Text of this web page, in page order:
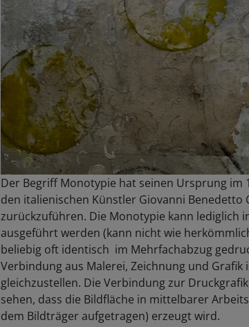
Der Begriff Monotypie hat seinen Ursprung im
den italienischen Künstler Giovanni Benedetto
zurückzuführen. Die Monotypie kann lediglich
ausgeführt werden (kann nicht wie
beliebig oft identisch im Mehrfachabzug
Verbindung aus Malerei, Zeichnung und Grafik
gleichzustellen. Die Verbindung zur
sehen, dass die Bildfläche in mittelbarer
dem Bildträger aufgetragen) erzeugt wird.